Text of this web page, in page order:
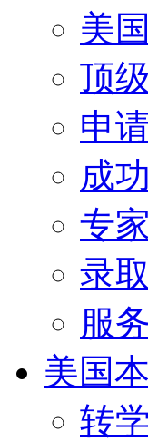
美
顶
申
成
专
录
服
美国
转